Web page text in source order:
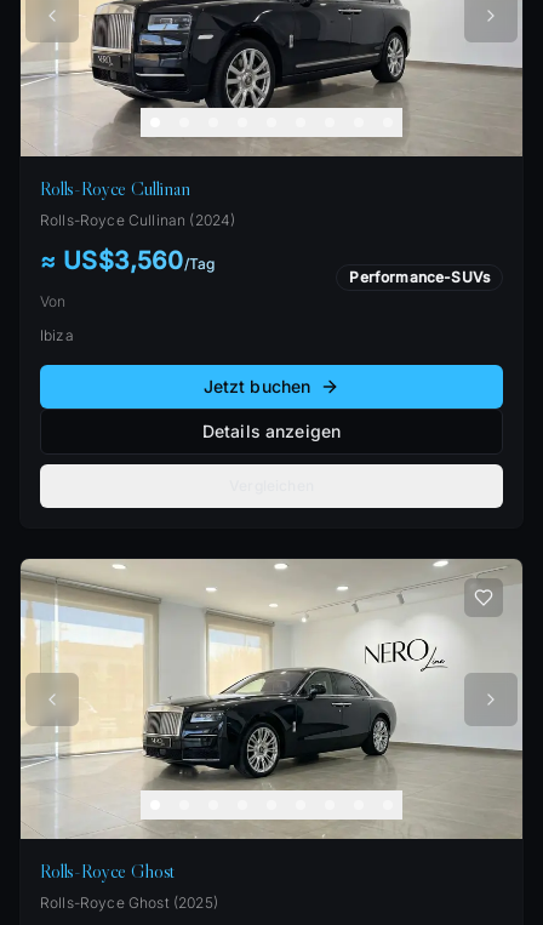
Rolls-Royce Cullinan
Rolls-Royce Cullinan (2024)
≈ US$3,560/Tag
Von
Performance-SUVs
Ibiza
Jetzt buchen
Details anzeigen
Rolls-Royce Ghost
Rolls-Royce Ghost(2025)